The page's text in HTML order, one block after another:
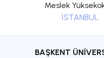
Meslek
İSTANBUL
BAŞKENT